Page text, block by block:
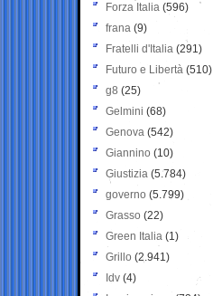
Forza Italia (596)
frana (9)
Fratelli d'Italia (291)
Futuro e Libertà (510)
g8 (25)
Gelmini (68)
Genova (542)
Giannino (10)
Giustizia (5.784)
governo (5.799)
Grasso (22)
Green Italia (1)
Grillo (2.941)
Idv (4)